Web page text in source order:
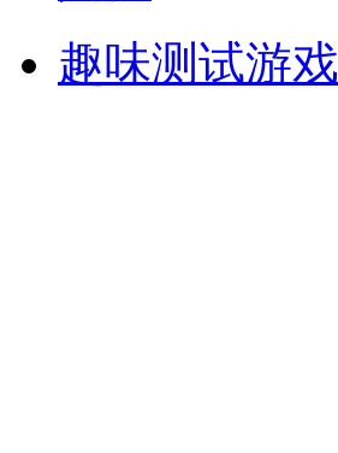
趣味测试游戏